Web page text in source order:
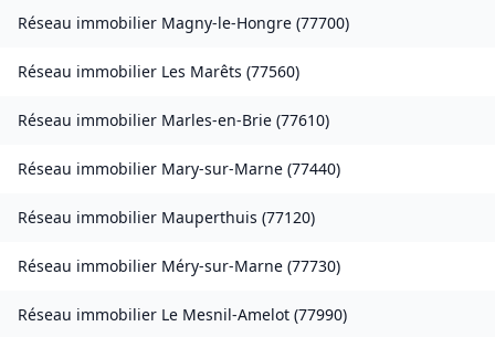
Réseau immobilier Magny-le-Hongre (77700)
Réseau immobilier Les Marêts (77560)
Réseau immobilier Marles-en-Brie (77610)
Réseau immobilier Mary-sur-Marne (77440)
Réseau immobilier Mauperthuis (77120)
Réseau immobilier Méry-sur-Marne (77730)
Réseau immobilier Le Mesnil-Amelot (77990)